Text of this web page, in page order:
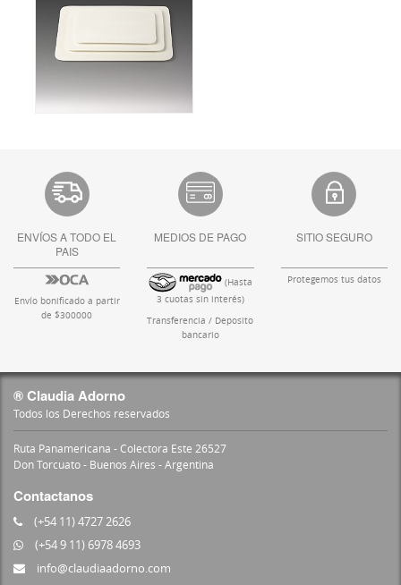
ENVÍOS A TODO EL
PAIS
Envío bonificado a partir
de $300000
MEDIOS DE PAGO
(Hasta
3 cuotas sin interés)
Transferencia / Deposito
bancario
SITIO SEGURO
Protegemos tus datos
® Claudia Adorno
Todos los Derechos reservados
Ruta Panamericana - Colectora Este 26527
Don Torcuato - Buenos Aires - Argentina
Contactanos
(+54 11) 4727 2626
(+54 9 11) 6978 4693
info@claudiaadorno.com